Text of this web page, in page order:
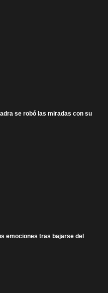
se robó las miradas con su
emociones tras bajarse del